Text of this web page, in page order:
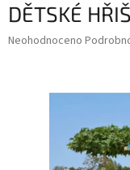
DĚTSKÉ
Průměrné
Neohodnoceno